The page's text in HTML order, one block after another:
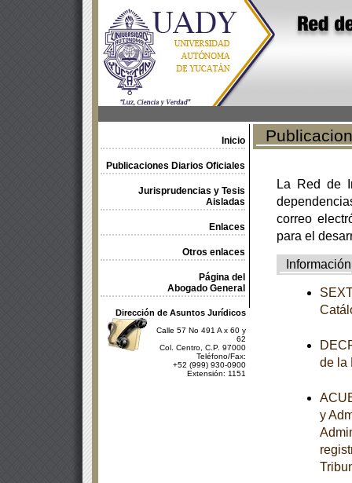
Inicio
Publicaciones Diarios Oficiales
Jurisprudencias y Tesis
Aisladas
Enlaces
Otros enlaces
Página del
Abogado General
Dirección de Asuntos Jurídicos
Calle 57 No 491 A x 60 y
62
Col. Centro, C.P. 97000
Teléfono/Fax:
+52 (999) 930-0900
Extensión: 1151
La Red de
correo
para el
Información
de la
y